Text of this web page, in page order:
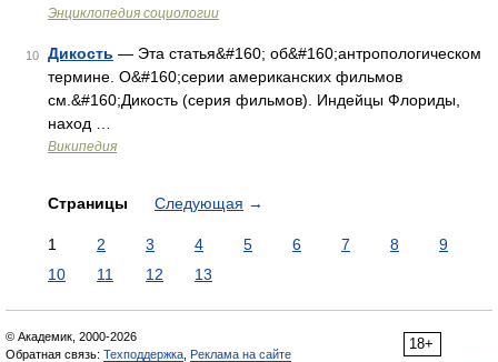
Энциклопедия социологии
10 Дикость — Эта статья&#160; об&#160;антропологическом
термине. О&#160;серии американских фильмов
см.&#160;Дикость (серия фильмов). Индейцы Флориды,
наход …
Википедия
Страницы Следующая →
1 2 3 4 5 6 7 8
9
10
11 12 13
18+
© Академик, 2000-2026
Обратная связь: Техподдержка Реклама на сайте